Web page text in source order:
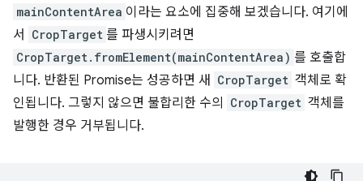
mainContentArea 이라는 요소에 집중해 보겠습니다. 여기에
서
CropTarget 를 파생시키려면
CropTarget.fromElement(mainContentArea) 를 호출합
니다. 반환된 Promise는 성공하면 새
CropTarget 객체로 확
인됩니다. 그렇지 않으면 불합리한 수의
CropTarget 객체를
발행한 경우 거부됩니다.